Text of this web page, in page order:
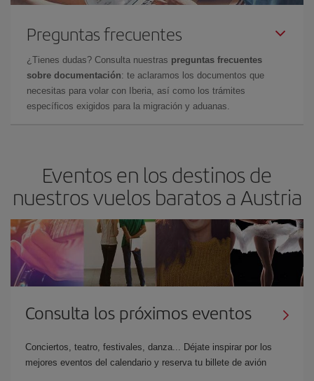
Preguntas frecuentes
¿Tienes dudas? Consulta nuestras preguntas frecuentes
sobre documentación: te aclaramos los documentos que
necesitas para volar con Iberia, así como los trámites
específicos exigidos para la migración y aduanas.
Eventos en los destinos de
nuestros vuelos baratos a Austria
Consulta los próximos eventos
Conciertos, teatro, festivales, danza... Déjate inspirar por los
mejores eventos del calendario y reserva tu billete de avión